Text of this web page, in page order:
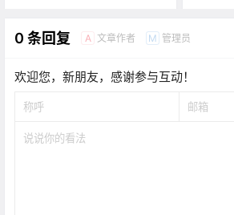
0 条回复 A 文章作者 M 管理员
欢迎您，新朋友，感谢参与互动！